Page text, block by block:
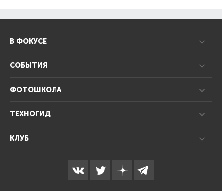
В ФОКУСЕ
СОБЫТИЯ
ФОТОШКОЛА
ТЕХНОГИД
КЛУБ